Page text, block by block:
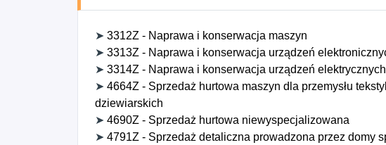
➤ 3312Z - Naprawa i konserwacja maszyn
➤ 3313Z - Naprawa i konserwacja urządzeń
➤ 3314Z - Naprawa i konserwacja urządzeń elektrycznych
➤ 4664Z - Sprzedaż hurtowa maszyn dla przemysłu
dziewiarskich
➤ 4690Z - Sprzedaż hurtowa niewyspecjalizowana
➤ 4791Z - Sprzedaż detaliczna prowadzona przez domy